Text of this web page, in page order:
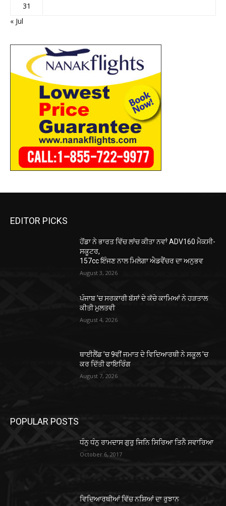
31
« Jul
EDITOR PICKS
ਹੋਂਡਾ ਨੇ ਭਾਰਤ ਵਿੱਚ ਲਾਂਚ ਕੀਤਾ ਨਵਾਂ ADV160 ਮੈਕਸੀ-
ਸਕੂਟਰ,
157cc ਇੰਜਣ ਨਾਲ ਮਿਲੇਗਾ ਐਡਵੈਂਚਰ ਦਾ ਅਨੁਭਵ
August 3, 2026
ਪੰਜਾਬ ’ਚ ਸਰਕਾਰੀ ਬੱਸਾਂ ਦੇ ਕੱਚੇ ਕਾਮਿਆਂ ਨੇ ਹੜਤਾਲ
ਕੀਤੀ ਮੁਲਤਵੀ
August 4, 2026
ਥਾਈਲੈਂਡ ’ਚ 9ਵੀਂ ਜਮਾਤ ਦੇ ਵਿਦਿਆਰਥੀ ਨੇ ਸਕੂਲ ’ਚ
ਕਰ ਦਿੱਤੀ ਫਾਇਰਿੰਗ
August 7, 2026
POPULAR POSTS
ਧੰਨੁ ਧੰਨੁ ਰਾਮਦਾਸ ਗੁਰੁ ਜਿਨਿ ਸਿਰਿਆ ਤਿਨੈ ਸਵਾਰਿਆ
October 6, 2017
ਵਿਦਿਆਰਥੀਆਂ ਵਿੱਚ ਨਸ਼ਿਆਂ ਦਾ ਰੁਝਾਨ